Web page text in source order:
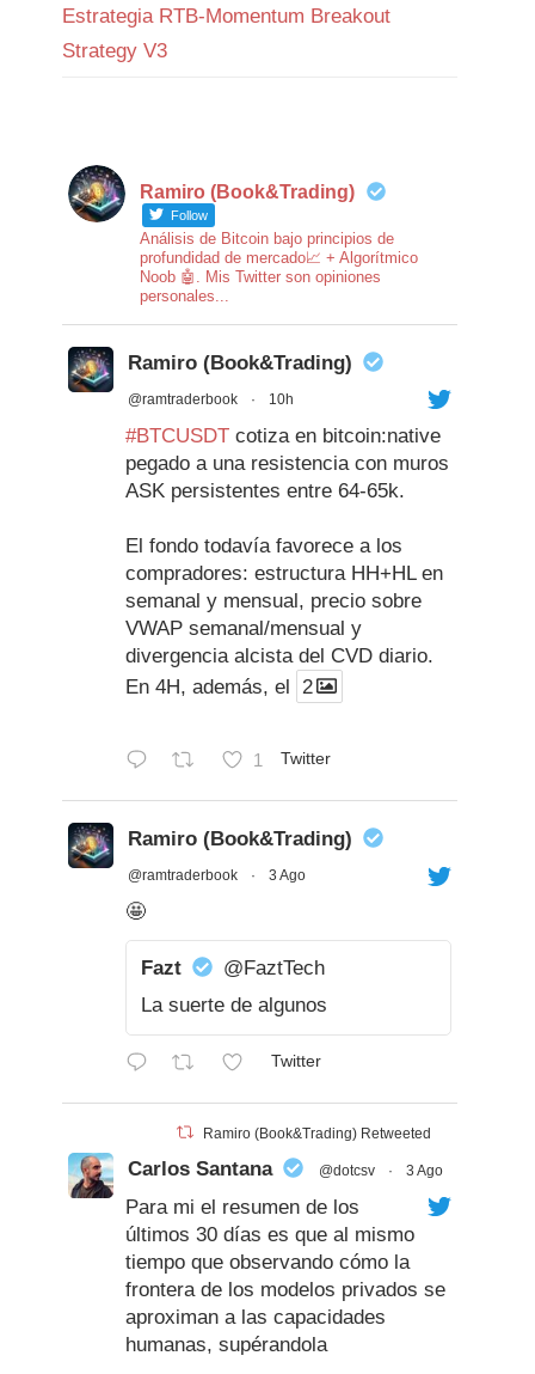
Estrategia RTB-Momentum Breakout
Strategy V3
Ramiro (Book&Trading)
Follow
Análisis de Bitcoin bajo principios de
profundidad de mercado📈 + Algorítmico
Noob 🤖. Mis Twitter son opiniones
personales...
Ramiro (Book&Trading)
@ramtraderbook · 10h
#BTCUSDT cotiza en bitcoin:native
pegado a una resistencia con muros
ASK persistentes entre 64-65k.
El fondo todavía favorece a los
compradores: estructura HH+HL en
semanal y mensual, precio sobre
VWAP semanal/mensual y
divergencia alcista del CVD diario.
En 4H, además, el
2
1 Twitter
Ramiro (Book&Trading)
@ramtraderbook · 3 Ago
🤩
Fazt
@FaztTech
La suerte de algunos
Twitter
Ramiro (Book&Trading) Retweeted
Carlos Santana @dotcsv · 3 Ago
Para mi el resumen de los
últimos 30 días es que al mismo
tiempo que observando cómo la
frontera de los modelos privados se
aproximan a las capacidades
humanas, supérandola